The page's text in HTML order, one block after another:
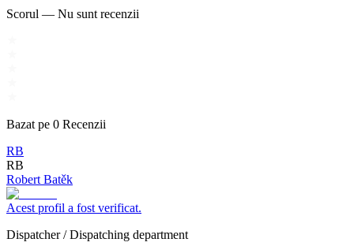
Scorul — Nu sunt recenzii
Bazat pe 0 Recenzii
RB
RB
Robert Batěk
Acest profil a fost verificat.
Dispatcher/Dispatching department